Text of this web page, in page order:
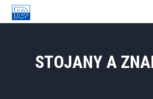
STOJANY A